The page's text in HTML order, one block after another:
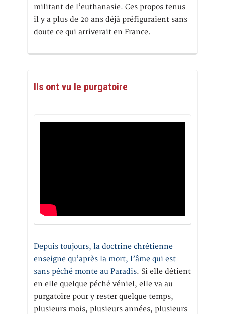
militant de l’euthanasie. Ces propos tenus
il y a plus de 20 ans déjà préfiguraient sans
doute ce qui arriverait en France.
Ils ont vu le purgatoire
Depuis toujours, la doctrine chrétienne
enseigne qu’après la mort, l’âme qui est
sans péché monte au Paradis. Si elle détient
en elle quelque péché véniel, elle va au
purgatoire pour y rester quelque temps,
plusieurs mois, plusieurs années, plusieurs